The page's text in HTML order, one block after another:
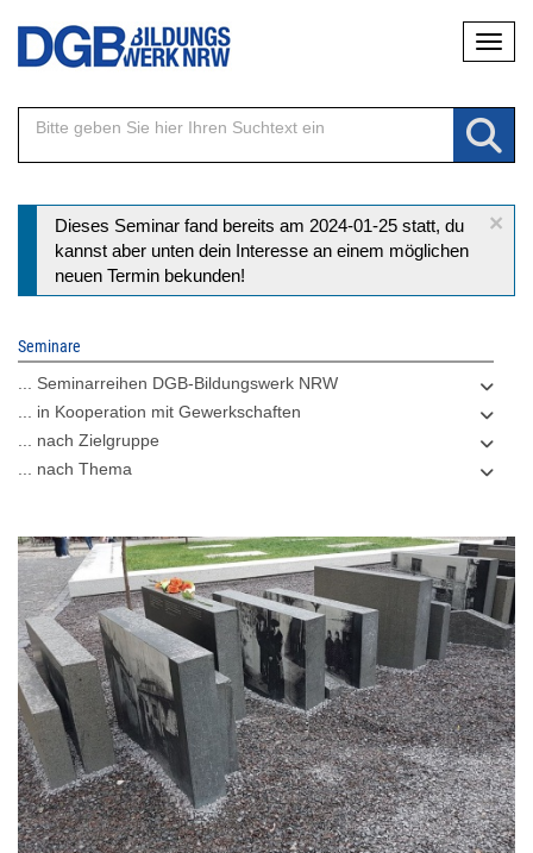
Direkt
Inhalt
×
Statusmeldung
Dieses Seminar fand bereits am 2024-01-25 statt, du
kannst aber unten dein Interesse an einem möglichen
neuen Termin bekunden!
Seminare
... Seminarreihen DGB-Bildungswerk NRW
... in Kooperation mit Gewerkschaften
... nach Zielgruppe
... nach Thema